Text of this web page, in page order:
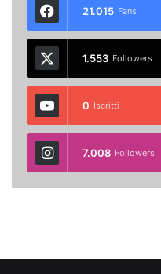
21.015 Fans
1.553 Followers
0 Iscritti
7.008 Followers